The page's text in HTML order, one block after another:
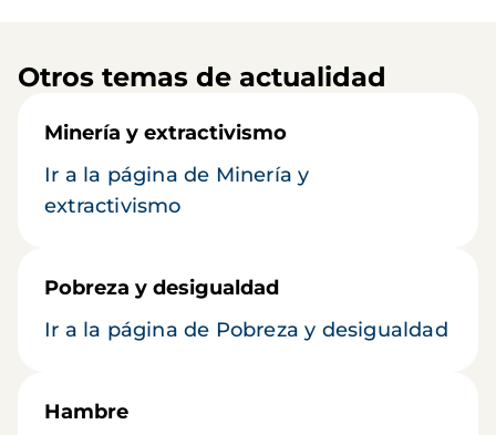
Otros temas de actualidad
Minería y extractivismo
Ir a la página de Minería y
extractivismo
Pobreza y desigualdad
Ir a la página de Pobreza y desigualdad
Hambre